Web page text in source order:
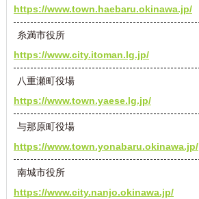
https://www.town.haebaru.okinawa.jp/
糸満市役所
https://www.city.itoman.lg.jp/
八重瀬町役場
https://www.town.yaese.lg.jp/
与那原町役場
https://www.town.yonabaru.okinawa.jp/
南城市役所
https://www.city.nanjo.okinawa.jp/